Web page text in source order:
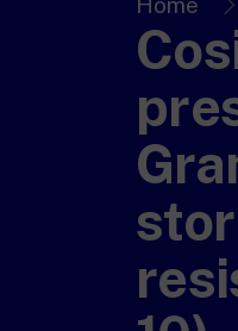
La
Lo
più